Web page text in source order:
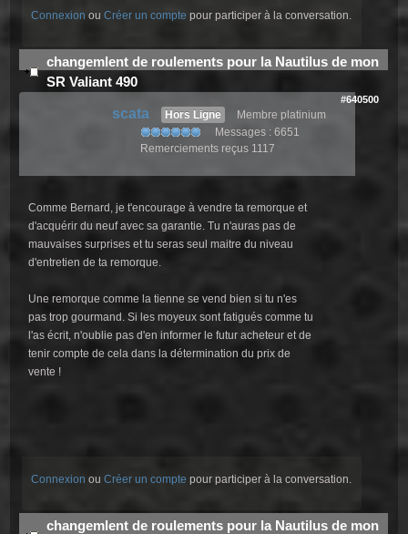
Connexion ouCréer un compte pour participer à la conversation.
changemlent de roulements pour la Nautilus de mon
SR Valiant 490
#640500
scata Hors Ligne
Membre platinium
Messages : 6651
Remerciements reçus 1117
Comme Bernard, je t'encourage à vendre ta remorque et
d'acquérir du neuf avec sa garantie. Tu n'auras pas de
mauvaises surprises et tu seras seul maitre du niveau
d'entretien de ta remorque.
Une remorque comme la tienne se vend bien si tu n'es
pas trop gourmand. Si les moyeux sont fatigués comme tu
l'as écrit, n'oublie pas d'en informer le futur acheteur et de
tenir compte de cela dans la détermination du prix de
vente !
Connexion ouCréer un compte pour participer à la conversation.
changemlent de roulements pour la Nautilus de mon